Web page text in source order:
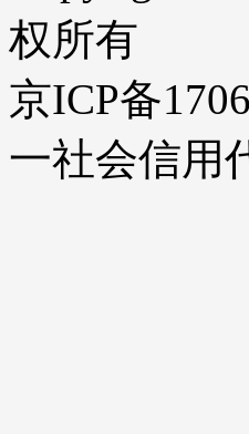
权所有
京ICP备
一社会信用